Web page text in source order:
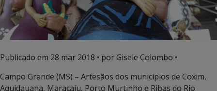
Publicado em 28 mar 2018 • por Gisele Colombo •
Campo Grande (MS) – Artesãos dos municípios de Coxim,
Aquidauana, Maracaju, Porto Murtinho e Ribas do Rio